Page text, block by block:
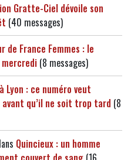
Gratte-Ciel dévoile son
(40 messages)
de France Femmes : le
(8 messages)
Lyon : ce numéro veut
avant qu’il ne soit trop tard (8
Quincieux : un homme